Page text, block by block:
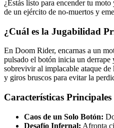
¿Estás listo para encender tu
de un ejército de no-muertos y
¿Cuál es la Jugabilidad
En Doom Rider, encarnas a un
pulsado el botón inicia un derrape
sobrevivir al implacable ataque de
y giros bruscos para evitar la
Características Principales
Caos de un Solo Botón:
Desafío Infernal: Afronta